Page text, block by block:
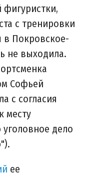
с тренировки
в Покровское-
не выходила.
Софьей
с согласия
месту
дело
ее